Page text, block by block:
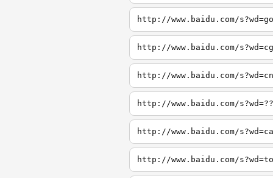
http://www.baidu.com/
http://www.baidu.com/
http://www.baidu.com/
http://www.baidu.com/
http://www.baidu.com/
http://www.baidu.com/